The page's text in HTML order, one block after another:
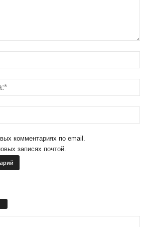
комментариях по email.
записях почтой.